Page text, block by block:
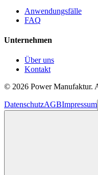
Anwendungsfälle
FAQ
Unternehmen
Über uns
Kontakt
© 2026 Power Manufaktur.
DatenschutzAGBImpressum